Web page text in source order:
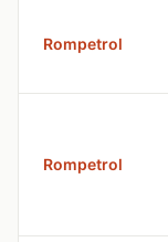
Rompetrol
Rompetrol